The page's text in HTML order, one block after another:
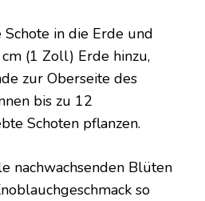
in die Erde und
(1 Zoll) Erde hinzu,
zur Oberseite des
bis zu 12
Schoten pflanzen.
nachwachsenden Blüten
so